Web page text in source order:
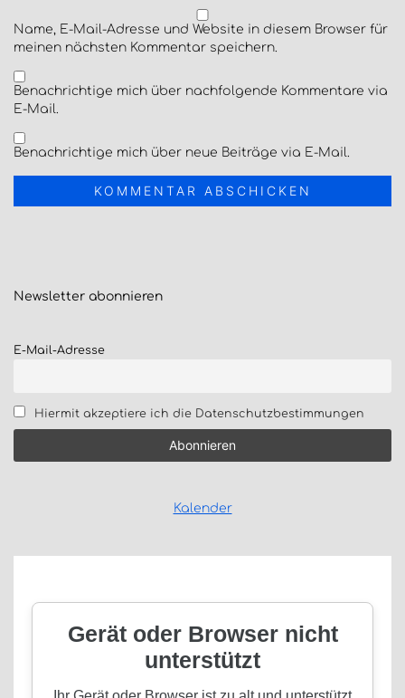
Name, E-Mail-Adresse und Website in diesem Browser für
meinen nächsten Kommentar speichern.
Benachrichtige mich über nachfolgende Kommentare via
E-Mail.
Benachrichtige mich über neue Beiträge via E-Mail.
Newsletter abonnieren
E-Mail-Adresse
Hiermit akzeptiere ich die Datenschutzbestimmungen
Kalender